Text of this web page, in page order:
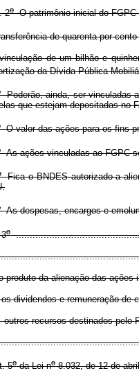
2oO patrimônio inicial do FGPC
de quarenta por
de um bilhão e
da Dívida Pública
Poderão, ainda, ser vinculadas
que estejam depositadas no
O valor das ações para os fins
As ações vinculadas ao FGPC
Fica o BNDES autorizado a
As despesas, encargos e
o
produto da alienação das ações
dividendos e remuneração de
outros recursos destinados pelo
5oda Lei no8.032, de 12 de